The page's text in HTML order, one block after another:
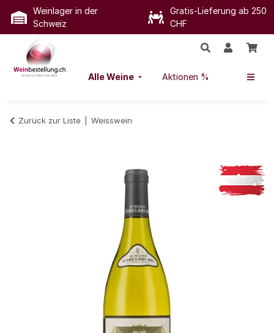
Weinlager in der
Schweiz
Gratis-Lieferung ab 250
CHF
Alle Weine Aktionen %
Zurück zur Liste Weisswein